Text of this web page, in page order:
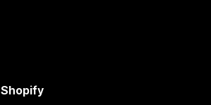
Shopify